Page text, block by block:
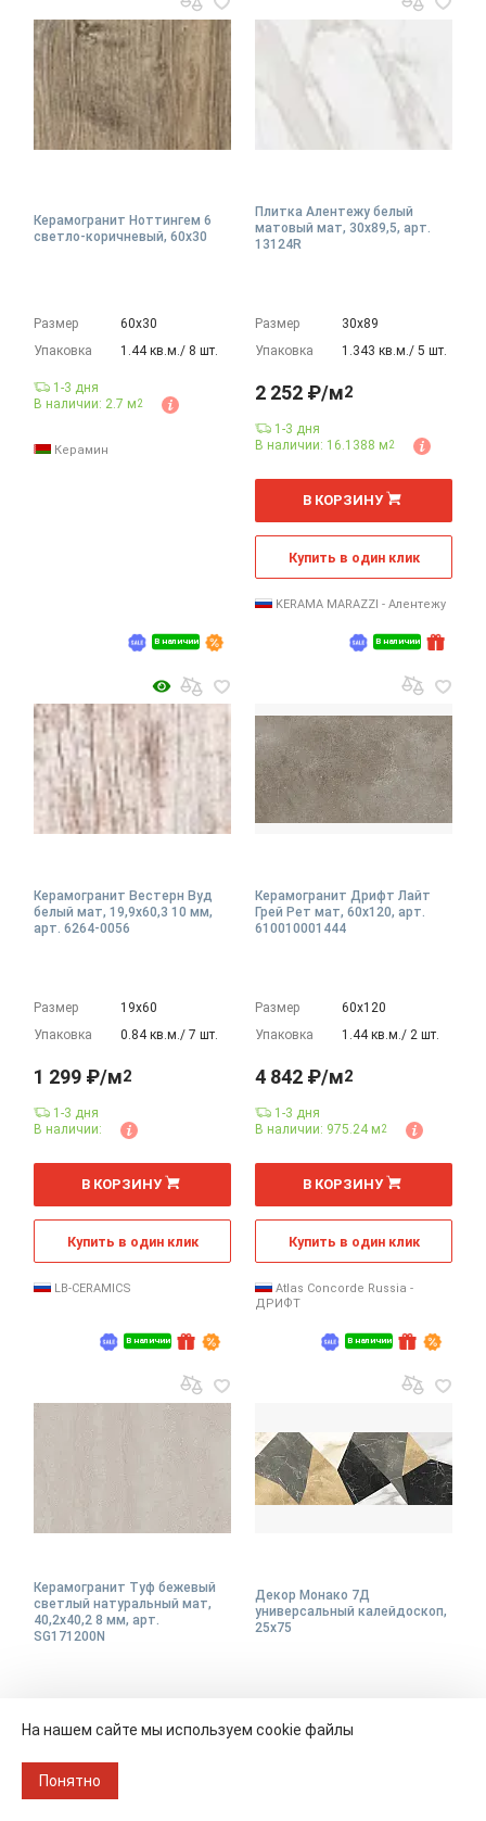
Керамогранит Ноттингем 6
светло-коричневый, 60x30
Размер
60х30
Упаковка
1.44 кв.м./ 8 шт.
В наличии
1-3 дня
В наличии: 2.7 м2
Керамин
Плитка Алентежу белый
матовый мат, 30x89,5, арт.
13124R
Размер
30х89
Упаковка
1.343 кв.м./ 5 шт.
В наличии
2 252 ₽/м2
1-3 дня
В наличии: 16.1388 м2
м
В КОРЗИНУ
Купить в один клик
KERAMA MARAZZI - Алентежу
Керамогранит Вестерн Вуд
белый мат, 19,9x60,3 10 мм,
арт. 6264-0056
Размер
19х60
Упаковка
0.84 кв.м./ 7 шт.
В наличии
1 299 ₽/м2
1-3 дня
В наличии:
м
В КОРЗИНУ
Купить в один клик
LB-CERAMICS
Керамогранит Дрифт Лайт
Грей Рет мат, 60x120, арт.
610010001444
Размер
60х120
Упаковка
1.44 кв.м./ 2 шт.
В наличии
4 842 ₽/м2
1-3 дня
В наличии: 975.24 м2
м
В КОРЗИНУ
Купить в один клик
Atlas Concorde Russia -
ДРИФТ
Керамогранит Туф бежевый
светлый натуральный мат,
40,2x40,2 8 мм, арт.
SG171200N
Упаковка
1.62 кв.м./ 10 шт.
1 647 ₽/м
Декор Монако 7Д
универсальный калейдоскоп,
25x75
Упаковка
1.69 кв.м./ 9 шт.
На нашем сайте мы используем cookie файлы
Понятно